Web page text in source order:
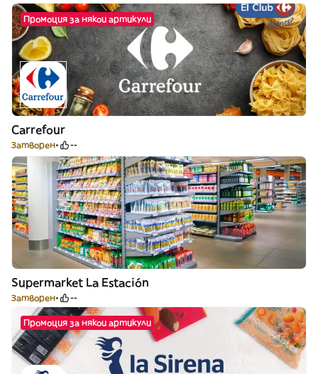
Промоция за някои артикули
Carrefour
Затворен --
Supermarket La Estación
Затворен --
Промоция за някои артикули